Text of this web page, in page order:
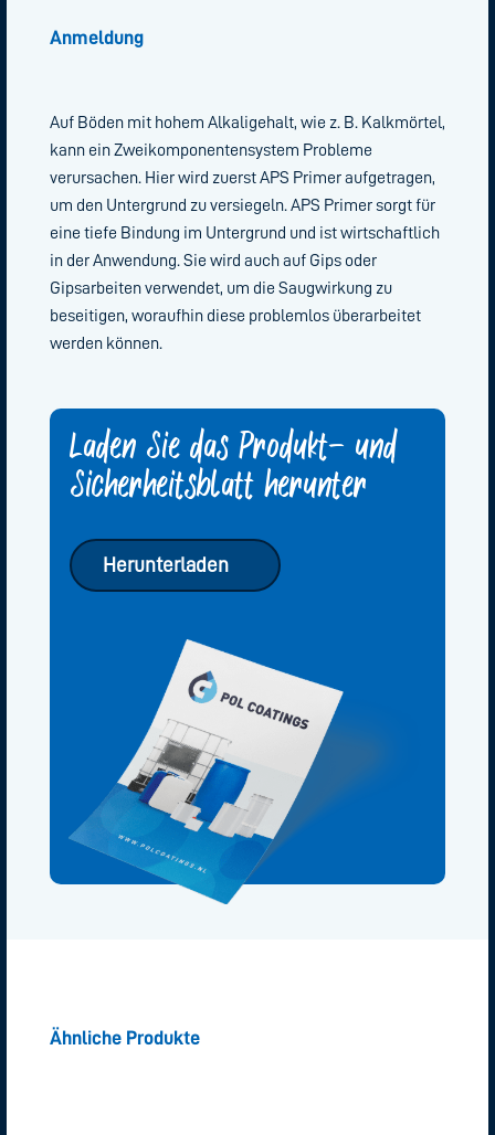
Anmeldung
Auf Böden mit hohem Alkaligehalt, wie z. B. Kalkmörtel,
kann ein Zweikomponentensystem Probleme
verursachen. Hier wird zuerst APS Primer aufgetragen,
um den Untergrund zu versiegeln. APS Primer sorgt für
eine tiefe Bindung im Untergrund und ist wirtschaftlich
in der Anwendung. Sie wird auch auf Gips oder
Gipsarbeiten verwendet, um die Saugwirkung zu
beseitigen, woraufhin diese problemlos überarbeitet
werden können.
Laden Sie das Produkt- und
Sicherheitsblatt herunter
Herunterladen
Ähnliche Produkte